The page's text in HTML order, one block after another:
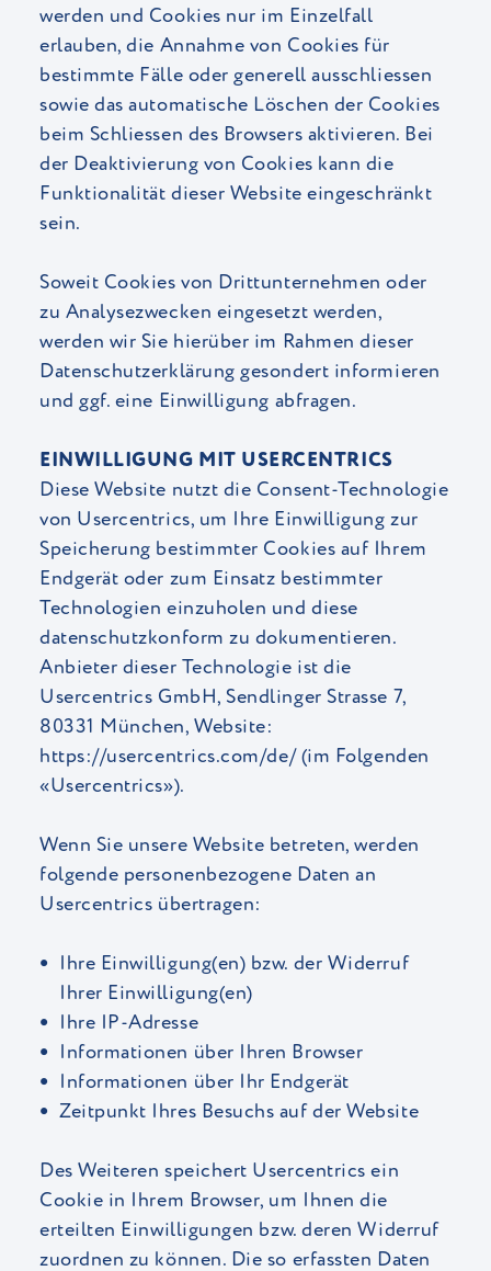
werden und Cookies nur im Einzelfall
erlauben, die Annahme von Cookies für
bestimmte Fälle oder generell ausschliessen
sowie das automatische Löschen der Cookies
beim Schliessen des Browsers aktivieren. Bei
der Deaktivierung von Cookies kann die
Funktionalität dieser Website eingeschränkt
sein.
Soweit Cookies von Drittunternehmen oder
zu Analysezwecken eingesetzt werden,
werden wir Sie hierüber im Rahmen dieser
Datenschutzerklärung gesondert informieren
und ggf. eine Einwilligung abfragen.
EINWILLIGUNG MIT USERCENTRICS
Diese Website nutzt die Consent-Technologie
von Usercentrics, um Ihre Einwilligung zur
Speicherung bestimmter Cookies auf Ihrem
Endgerät oder zum Einsatz bestimmter
Technologien einzuholen und diese
datenschutzkonform zu dokumentieren.
Anbieter dieser Technologie ist die
Usercentrics GmbH, Sendlinger Strasse 7,
80331 München, Website:
https://usercentrics.com/de/(im Folgenden
«Usercentrics»).
Wenn Sie unsere Website betreten, werden
folgende personenbezogene Daten an
Usercentrics übertragen:
Ihre Einwilligung(en) bzw. der Widerruf
Ihrer Einwilligung(en)
Ihre IP-Adresse
Informationen über Ihren Browser
Informationen über Ihr Endgerät
Zeitpunkt Ihres Besuchs auf der Website
Des Weiteren speichert Usercentrics ein
Cookie in Ihrem Browser, um Ihnen die
erteilten Einwilligungen bzw. deren Widerruf
zuordnen zu können. Die so erfassten Daten